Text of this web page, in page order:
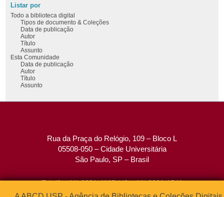
Listar por
Todo a biblioteca digital
Tipos de documento & Coleções
Data de publicação
Autor
Título
Assunto
Esta Comunidade
Data de publicação
Autor
Título
Assunto
Rua da Praça do Relógio, 109 – Bloco L
05508-050 – Cidade Universitária
São Paulo, SP – Brasil
Tel: (0xx11) 3091-4195 / (0xx11) 3091-1541
Fax: (0xx11) 3091-1567